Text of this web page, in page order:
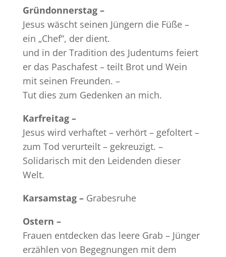
Gründonnerstag –
Jesus wäscht seinen Jüngern die Füße –
ein „Chef“, der dient.
und in der Tradition des Judentums feiert
er das Paschafest – teilt Brot und Wein
mit seinen Freunden. –
Tut dies zum Gedenken an mich.
Karfreitag –
Jesus wird verhaftet – verhört – gefoltert –
zum Tod verurteilt – gekreuzigt. –
Solidarisch mit den Leidenden dieser
Welt.
Karsamstag –Grabesruhe
Ostern –
Frauen entdecken das leere Grab – Jünger
erzählen von Begegnungen mit dem